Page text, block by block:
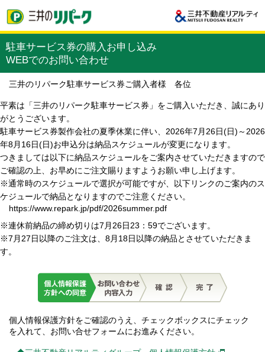
駐車サービス券の購入お申し込み
WEBでのお問い合わせ
三井のリパーク駐車サービス券ご購入者様 各位
平素は「三井のリパーク駐車サービス券」をご購入いただき、誠にあり
がとうございます。
駐車サービス券製作会社の夏季休業に伴い、2026年7月26日(日)～2026
年8月16日(日)お申込分は納品スケジュールが変更になります。
つきましては以下に納品スケジュールをご案内させていただきますので
ご確認の上、お早めにご注文賜りますようお願い申し上げます。
※通常時のスケジュールで選択が可能ですが、以下リンクのご案内のス
ケジュールで納品となりますのでご注意ください。
https://www.repark.jp/pdf/2026summer.pdf
※連休前納品の締め切りは7月26日23：59でございます。
※7月27日以降のご注文は、8月18日以降の納品とさせていただきま
す。
個人情報保護方針をご確認のうえ、チェックボックスにチェック
を入れて、お問い合せフォームにお進みください。